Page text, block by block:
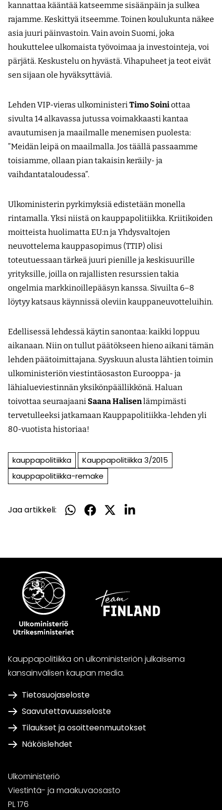
kannattaa kääntää katseemme sisäänpäin ja sulkea
rajamme. Keskittyä itseemme. Toinen koulukunta näkee
asia juuri päinvastoin. Vain avoin Suomi, joka
houkuttelee ulkomaista työvoimaa ja investointeja, voi
pärjätä. Keskustelu on hyvästä. Vihapuheet ja teot eivät
sen sijaan ole hyväksyttäviä.
Lehden VIP-vieras ulkoministeriTimo Soiniottaa
sivulta 14 alkavassa jutussa voimakkaasti kantaa
avautumisen ja maail­malle menemisen puolesta:
”Meidän leipä on maailmalla. Jos täällä passaamme
toisiamme, ollaan pian takaisin keräily- ja
vaihdantataloudessa”.
Ulkoministerin pyrkimyksiä edistetään monella
rintamalla. Yksi niistä on kauppapolitiikka. Kriitikoiden
moitteista huolimatta EU:n ja Yhdysvaltojen
neuvottelema kauppasopimus (TTIP) olisi
toteutuessaan tärkeä juuri pienille ja keskisuurille
yrityksille, joilla on rajallisten resurssien takia
ongelmia markkinoillepääsyn kanssa. Sivuilta 6–8
löytyy katsaus käynnissä oleviin kauppaneuvotteluihin.
Edellisessä lehdessä käytin sanontaa: kaikki loppuu
aikanaan. Niin on tullut päätökseen hieno aikani tämän
lehden päätoimittajana. Syyskuun alusta lähtien toimin
ulkoministeriön viestintäosaston Eurooppa- ja
lähialueviestinnän yksikönpäällikkönä. Haluan
toivottaa seuraajaani Saana Halisenlämpimästi
tervetulleeksi jatkamaan Kauppapolitiikka-lehden yli
80-vuotista historiaa!
kauppapolitiikka
Kauppapolitiikka 3/2015
kauppapolitiikka-remake
Jaa artikkeli:
Jaa
Jaa
Jaa
Jaa
Kauppapolitiikka on ulkoministeriön julkaisema
kansainvälisen kaupan media.
Tietosuojaseloste
Saavutettavuusseloste
Tilaukset ja osoitteenmuutokset
Näköislehdet
Ulkoministeriö
Viestintä- ja maakuvaosasto
PL 176